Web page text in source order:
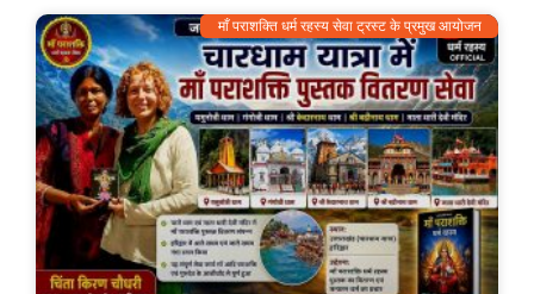
माँ पराशक्ति धर्म रहस्य सेवा ट्रस्ट के प्रमुख आयोजन